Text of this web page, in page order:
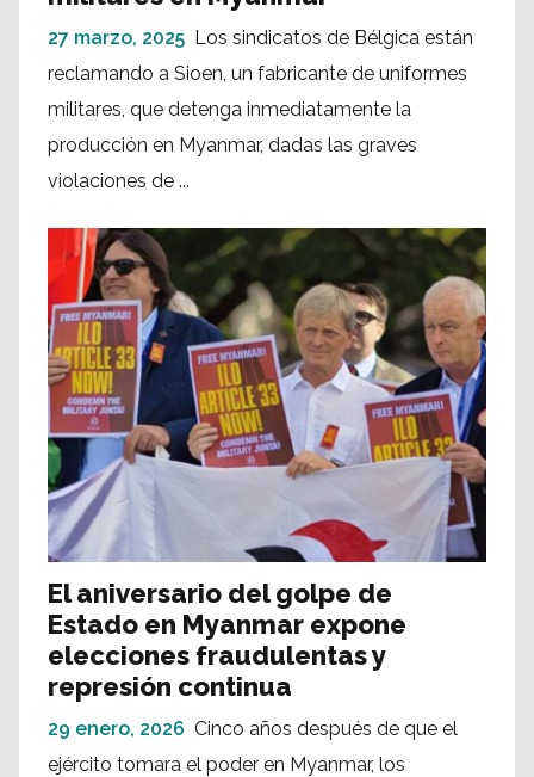
27 marzo, 2025 Los sindicatos de Bélgica están
reclamando a Sioen, un fabricante de uniformes
militares, que detenga inmediatamente la
producción en Myanmar, dadas las graves
violaciones de ...
El aniversario del golpe de
Estado en Myanmar expone
elecciones fraudulentas y
represión continua
29 enero, 2026 Cinco años después de que el
ejército tomara el poder en Myanmar, los